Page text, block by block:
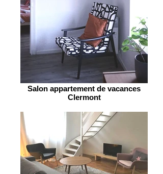
Salon appartement de vacances
Clermont